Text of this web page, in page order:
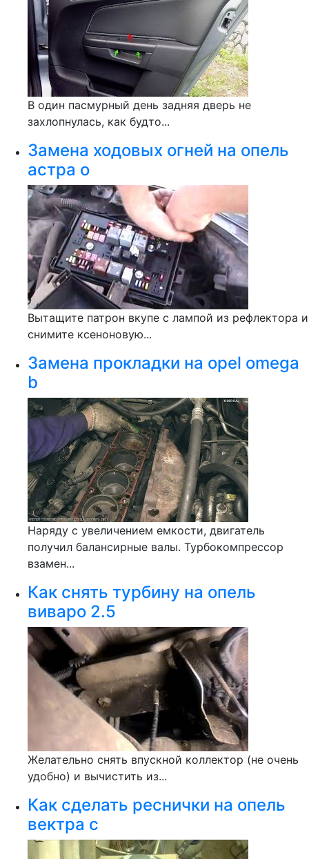
В один пасмурный день задняя дверь не
захлопнулась, как будто...
Замена ходовых огней на опель
астра о
Вытащите патрон вкупе с лампой из рефлектора и
снимите ксеноновую...
Замена прокладки на opel omega
b
Наряду с увеличением емкости, двигатель
получил балансирные валы. Турбокомпрессор
взамен...
Как снять турбину на опель
виваро 2.5
Желательно снять впускной коллектор (не очень
удобно) и вычистить из...
Как сделать реснички на опель
вектра с